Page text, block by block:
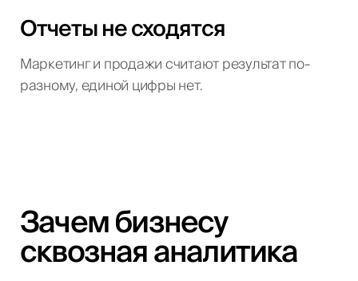
Отчеты не сходятся
Маркетинг и продажи считают результат по-
разному, единой цифры нет.
Зачем бизнесу
сквозная аналитика